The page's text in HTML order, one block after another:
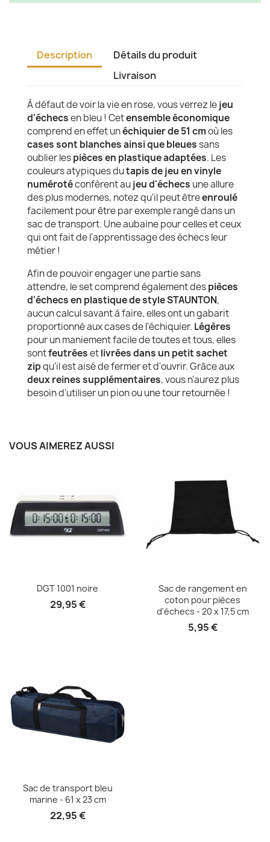
Description
Détails du produit
Livraison
À défaut de voir la vie en rose, vous verrez lejeu
d'échecsen bleu ! Cetensemble économique
comprend en effet unéchiquier de 51 cmoù les
cases sont blanches ainsi que bleuessans
oublier lespièces en plastique adaptées. Les
couleurs atypiques dutapis de jeu en vinyle
numérotéconfèrent aujeu d'échecs une allure
des plus modernes, notez qu'il peut êtreenroulé
facilement pour être par exemple rangé dans un
sac de transport. Une aubaine pour celles et ceux
qui ont fait de l'apprentissage des échecs leur
métier !
Afin de pouvoir engager une partie sans
attendre, le set comprend également despièces
d'échecs en plastique de style STAUNTON,
aucun calcul savant à faire, elles ont un gabarit
proportionné aux cases de l'échiquier. Légères
pour un maniement facile de toutes et tous, elles
sontfeutréesetlivrées dans un petit sachet
zipqu'il est aisé de fermer et d'ouvrir. Grâce aux
deux reines supplémentaires, vous n'aurez plus
besoin d'utiliser un pion ou une tour retournée !
VOUS AIMEREZ AUSSI
Aperçu rapide
DGT 1001 noire
29,95 €
Aperçu rapide
Sac de rangement en
coton pour pièces
d'échecs - 20 x 17,5 cm
5,95 €
Aperçu rapide
Sac de transport bleu
marine - 61 x 23 cm
22,95 €